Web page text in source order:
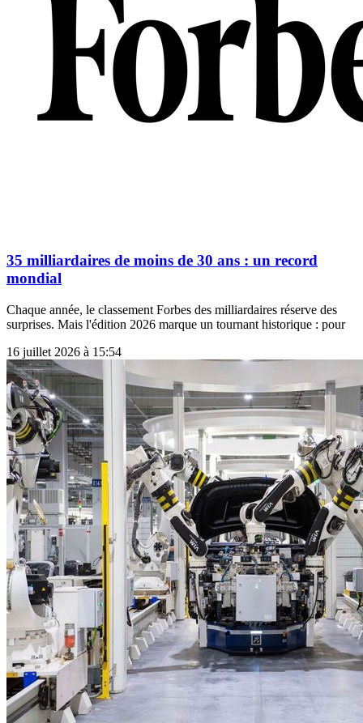
35 milliardaires de moins de 30 ans : un record
mondial
Chaque année, le classement Forbes des milliardaires réserve des
surprises. Mais l'édition 2026 marque un tournant historique : pour
16 juillet 2026 à 15:54